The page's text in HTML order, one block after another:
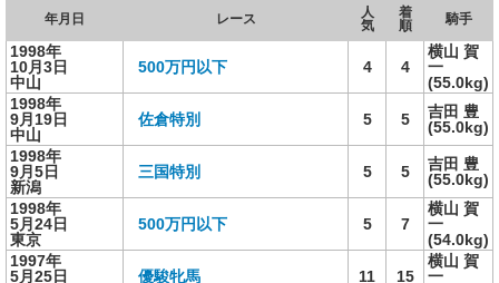
年月日 レース
人
気
着
順
騎手
1998年
10月3日
中山
500万円以下 4 4
横山 賀
一
(55.0kg)
1998年
9月19日
中山
佐倉特別 5 5
吉田 豊
(55.0kg)
1998年
9月5日
新潟
三国特別 5 5
吉田 豊
(55.0kg)
1998年
5月24日
東京
500万円以下 5 7
横山 賀
一
(54.0kg)
1997年
5月25日
優駿牝馬 11 15
横山 賀
一